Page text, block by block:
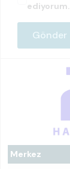
Merkez
ediyorum.